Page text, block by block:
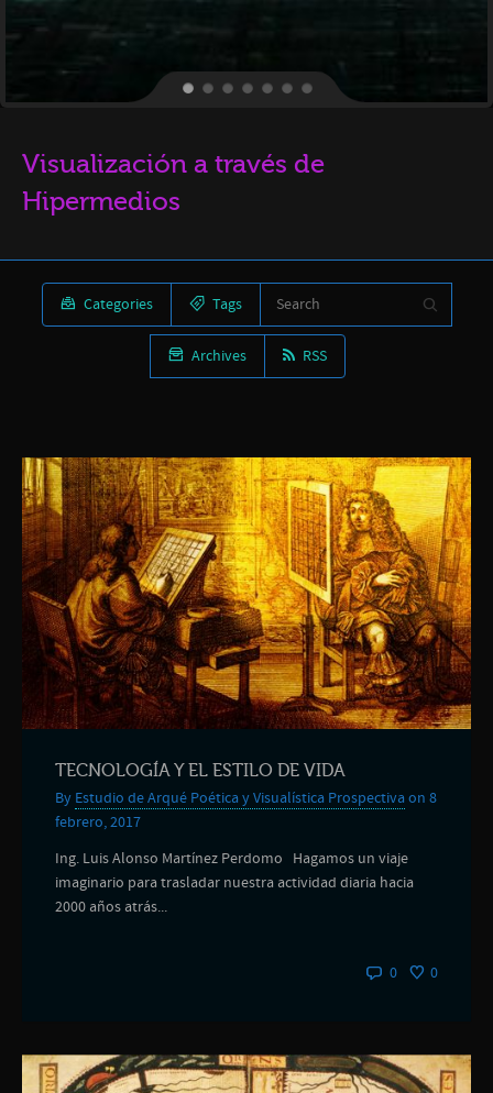
Visualización a través de
Hipermedios
Categories Tags
Archives RSS
TECNOLOGÍA Y EL ESTILO DE VIDA
By Estudio de Arqué Poética y Visualística Prospectivaon 8
febrero, 2017
Ing. Luis Alonso Martínez Perdomo Hagamos un viaje
imaginario para trasladar nuestra actividad diaria hacia
2000 años atrás...
0 0